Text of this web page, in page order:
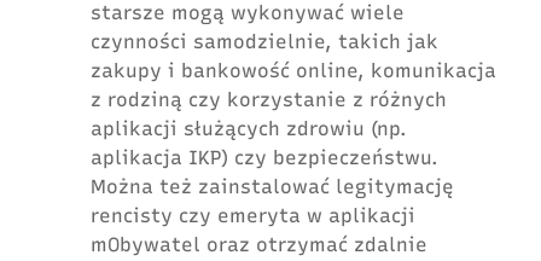
starsze mogą wykonywać wiele
czynności samodzielnie, takich jak
zakupy i bankowość online, komunikacja
z rodziną czy korzystanie z różnych
aplikacji służących zdrowiu (np.
aplikacja IKP) czy bezpieczeństwu.
Można też zainstalować legitymację
rencisty czy emeryta w aplikacji
mObywatel oraz otrzymać zdalnie